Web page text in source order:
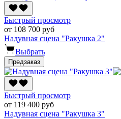
Быстрый просмотр
от 108 700 руб
Надувная сцена "Ракушка 2"
Выбрать
Предзаказ
Быстрый просмотр
от 119 400 руб
Надувная сцена "Ракушка 3"